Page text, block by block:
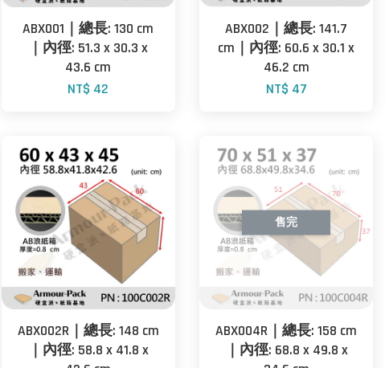
ABX001｜總長: 130 cm
｜內徑: 51.3 x 30.3 x
43.6 cm
NT$ 42
ABX002｜總長: 141.7
cm｜內徑: 60.6 x 30.1 x
46.2 cm
NT$ 47
ABX002R｜總長: 148 cm
｜內徑: 58.8 x 41.8 x
售完
ABX004R｜總長: 158 cm
｜內徑: 68.8 x 49.8 x